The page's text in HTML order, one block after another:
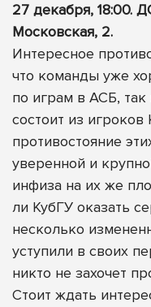
27 декабря, 18:00.
Московская, 2.
Интересное
что команды уже
по играм в АСБ,
состоит из
противостояние
уверенной и
инфиза на их же
ли КубГУ оказать
несколько
уступили в своих
никто не захочет
Стоит ждать